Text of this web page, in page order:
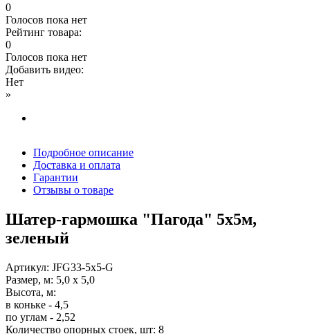
0
Голосов пока нет
Рейтинг товара:
0
Голосов пока нет
Добавить видео:
Нет
»
Подробное описание
Доставка и оплата
Гарантии
Отзывы о товаре
Шатер-гармошка "Пагода" 5х5м,
зеленый
Артикул: JFG33-5x5-G
Размер, м: 5,0 х 5,0
Высота, м:
в коньке - 4,5
по углам - 2,52
Количество опорных стоек, шт: 8